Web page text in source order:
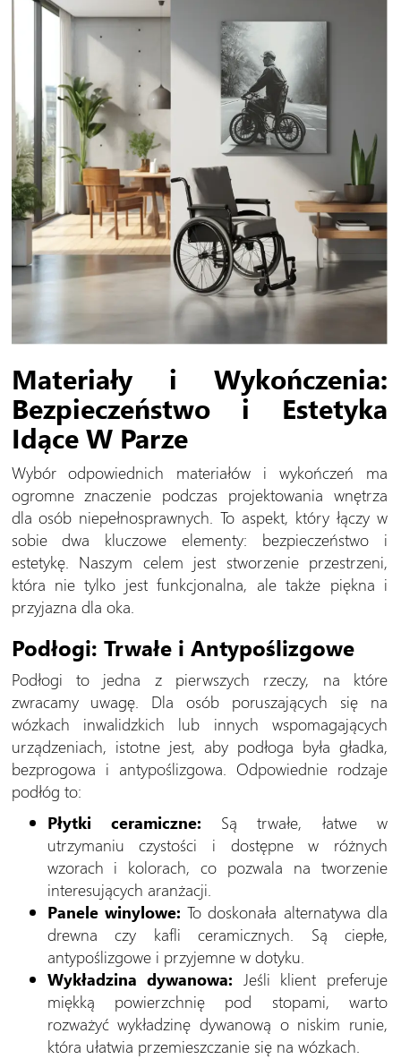
Materiały i Wykończenia:
Bezpieczeństwo i Estetyka
Idące W Parze
Wybór odpowiednich materiałów i wykończeń ma
ogromne znaczenie podczas projektowania wnętrza
dla osób niepełnosprawnych. To aspekt, który łączy w
sobie dwa kluczowe elementy: bezpieczeństwo i
estetykę. Naszym celem jest stworzenie przestrzeni,
która nie tylko jest funkcjonalna, ale także piękna i
przyjazna dla oka.
Podłogi: Trwałe i Antypoślizgowe
Podłogi to jedna z pierwszych rzeczy, na które
zwracamy uwagę. Dla osób poruszających się na
wózkach inwalidzkich lub innych wspomagających
urządzeniach, istotne jest, aby podłoga była gładka,
bezprogowa i antypoślizgowa. Odpowiednie rodzaje
podłóg to:
Płytki ceramiczne: Są trwałe, łatwe w
utrzymaniu czystości i dostępne w różnych
wzorach i kolorach, co pozwala na tworzenie
interesujących aranżacji.
Panele winylowe: To doskonała alternatywa dla
drewna czy kafli ceramicznych. Są ciepłe,
antypoślizgowe i przyjemne w dotyku.
Wykładzina dywanowa: Jeśli klient preferuje
miękką powierzchnię pod stopami, warto
rozważyć wykładzinę dywanową o niskim runie,
która ułatwia przemieszczanie się na wózkach.